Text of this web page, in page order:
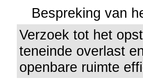
Bespreking van
Verzoek tot het
teneinde overlast
openbare ruimte